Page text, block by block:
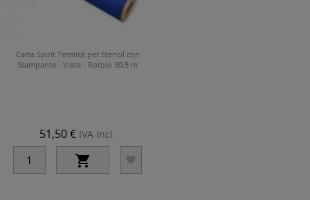
Carta Spirit Termica per Stencil con
Stampante - Viola - Rotolo 30,5 m
51,50 € IVA Incl.
 